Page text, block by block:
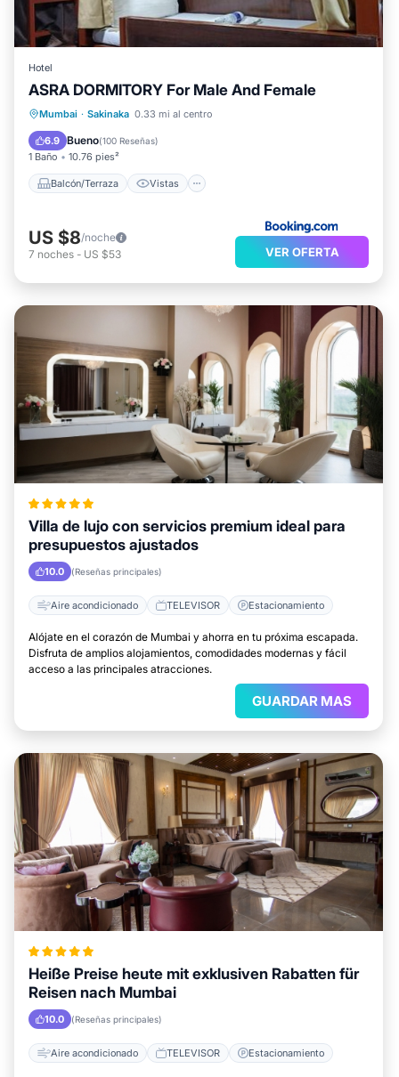
Hotel
ASRA DORMITORY For Male And Female
Mumbai · Sakinaka 0.33 mi al centro
6.9 Bueno(100 Reseñas)
1 Baño 10.76 pies²
Balcón/Terraza Vistas
Balcón/Terraza Vistas
Aparcamiento
US $8/noche
7 noches - US $53 VER OFERTA
Villa de lujo con servicios premium ideal para
presupuestos ajustados
10.0 (Reseñas principales)
Aire acondicionado TELEVISOR Estacionamiento
Alójate en el corazón de Mumbai y ahorra en tu próxima escapada.
Disfruta de amplios alojamientos, comodidades modernas y fácil
acceso a las principales atracciones.
GUARDAR MAS
Heiße Preise heute mit exklusiven Rabatten für
Reisen nach Mumbai
10.0 (Reseñas principales)
Aire acondicionado TELEVISOR Estacionamiento